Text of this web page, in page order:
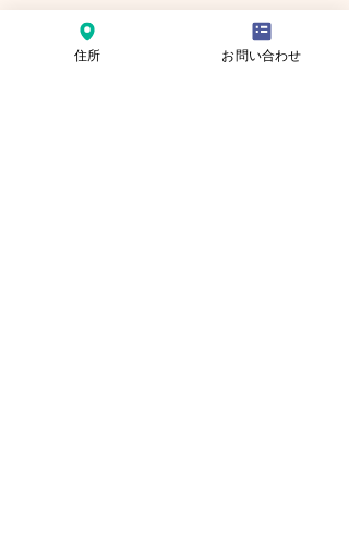
株式会社資金繰改善プロジェクト
東京都豊島区東池袋1-31-10 ドミール池袋
住所 お問い合わせ